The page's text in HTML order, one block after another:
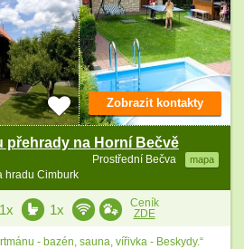
přehrady na Horní Bečvě
Prostřední Bečva mapa
hradu Cimburk
Zobrazit kontakty
1x 1x
Ceník
ZDE
- bazén, sauna, vířivka - Beskydy.“